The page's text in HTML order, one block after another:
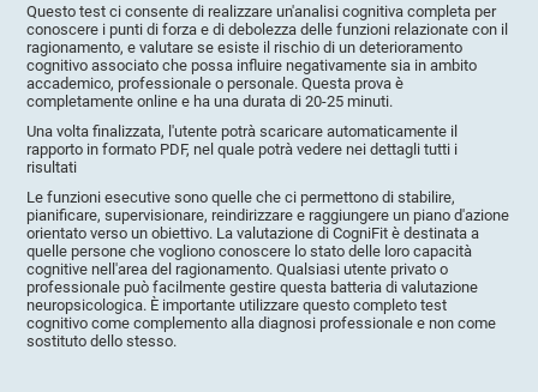
Questo test ci consente di realizzare un'analisi cognitiva completa per
conoscere i punti di forza e di debolezza delle funzioni relazionate con il
ragionamento, e valutare se esiste il rischio di un deterioramento
cognitivo associato che possa influire negativamente sia in ambito
accademico, professionale o personale. Questa prova è
completamente online e ha una durata di 20-25 minuti.
Una volta finalizzata, l'utente potrà scaricare automaticamente il
rapporto in formato PDF, nel quale potrà vedere nei dettagli tutti i
risultati
Le funzioni esecutive sono quelle che ci permettono di stabilire,
pianificare, supervisionare, reindirizzare e raggiungere un piano d'azione
orientato verso un obiettivo. La valutazione di CogniFit è destinata a
quelle persone che vogliono conoscere lo stato delle loro capacità
cognitive nell'area del ragionamento. Qualsiasi utente privato o
professionale può facilmente gestire questa batteria di valutazione
neuropsicologica. È importante utilizzare questo completo test
cognitivo come complemento alla diagnosi professionale e non come
sostituto dello stesso.